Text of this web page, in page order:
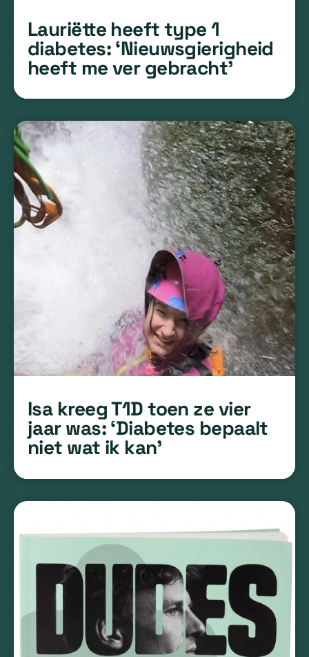
Lauriëtte heeft type 1
diabetes: ‘Nieuwsgierigheid
heeft me ver gebracht’
Isa kreeg T1D toen ze vier
jaar was: ‘Diabetes bepaalt
niet wat ik kan’